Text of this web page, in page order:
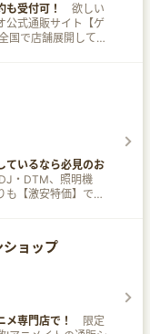
受付可！
欲しい
公式通販サイト【ゲ
も随時開催。
送料無料。 ゲオ
を楽しもう！
ているなら必見のお
・DTM、照明機
も【激安特価】でご
ショップ
メ専門店で！
限定